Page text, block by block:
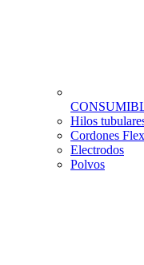
Hilos
Cordones
Electrodos
Polvos